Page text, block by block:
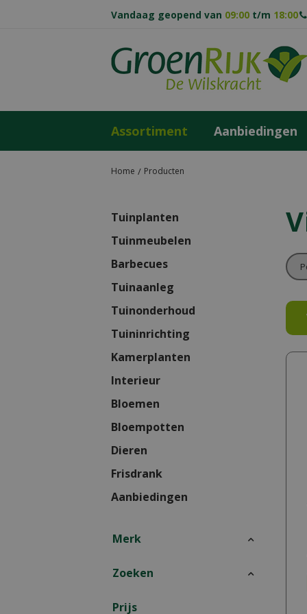
Home Producten
Vandaag geopend van 09:00 t/m 18:00
Assortiment Aanbiedingen
Tuinplanten
Tuinmeubelen
Barbecues
Tuinaanleg
Tuinonderhoud
Tuininrichting
Kamerplanten
Interieur
Bloemen
Bloempotten
Dieren
Frisdrank
Aanbiedingen
Merk
Zoeken
Prijs